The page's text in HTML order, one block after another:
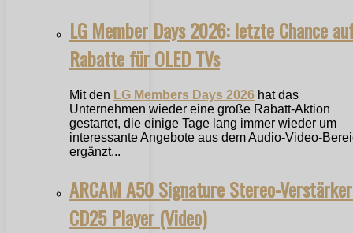
LG Member Days 2026: letzte Chance
Rabatte für OLED TVs
Mit den LG Members Days 2026 hat das
Unternehmen wieder eine große Rabatt-Aktion
gestartet, die einige Tage lang immer wieder um
interessante Angebote aus dem Audio-Video-
ergänzt...
ARCAM A50 Signature Stereo-
CD25 Player (Video)